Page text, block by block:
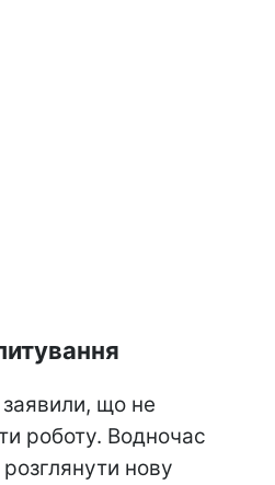
заявили, що не
роботу. Водночас
нову